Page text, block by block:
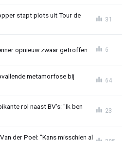
stapt plots uit Tour de
31
opnieuw zwaar getroffen 6
metamorfose bij
64
rol naast BV's: "Ik ben
23
der Poel: "Kans misschien al